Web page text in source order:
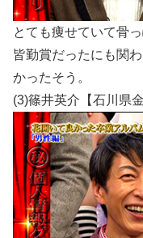
とても痩せていて骨
皆勤賞だったにも関
かったそう。
(3)篠井英介【石川県